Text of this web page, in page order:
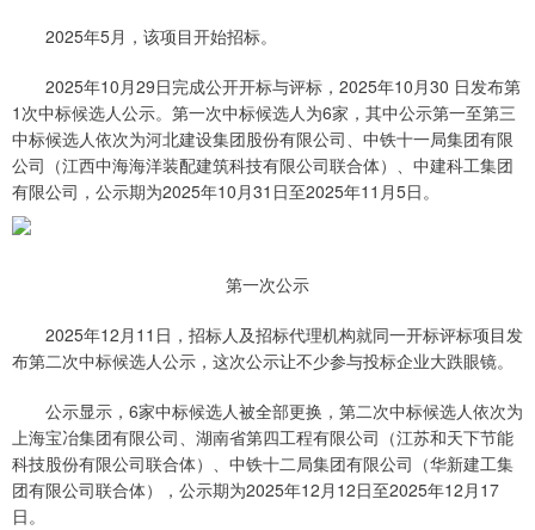
2025年5月，该项目开始招标。
2025年10月29日完成公开开标与评标，2025年10月30 日发布第
1次中标候选人公示。第一次中标候选人为6家，其中公示第一至第三
中标候选人依次为河北建设集团股份有限公司、中铁十一局集团有限
公司（江西中海海洋装配建筑科技有限公司联合体）、中建科工集团
有限公司，公示期为2025年10月31日至2025年11月5日。
第一次公示
2025年12月11日，招标人及招标代理机构就同一开标评标项目发
布第二次中标候选人公示，这次公示让不少参与投标企业大跌眼镜。
公示显示，6家中标候选人被全部更换，第二次中标候选人依次为
上海宝冶集团有限公司、湖南省第四工程有限公司（江苏和天下节能
科技股份有限公司联合体）、中铁十二局集团有限公司（华新建工集
团有限公司联合体），公示期为2025年12月12日至2025年12月17
日。